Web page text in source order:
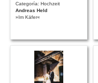
Categoría: Hochzeit
Andreas Held
»Im Käfer«